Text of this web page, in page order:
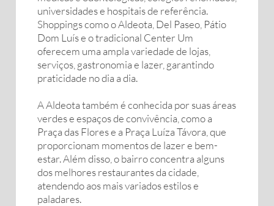
universidades e hospitais de referência.
Shoppings como o Aldeota, Del Paseo, Pátio
Dom Luís e o tradicional Center Um
oferecem uma ampla variedade de lojas,
serviços, gastronomia e lazer, garantindo
praticidade no dia a dia.
A Aldeota também é conhecida por suas áreas
verdes e espaços de convivência, como a
Praça das Flores e a Praça Luíza Távora, que
proporcionam momentos de lazer e bem-
estar. Além disso, o bairro concentra alguns
dos melhores restaurantes da cidade,
atendendo aos mais variados estilos e
paladares.